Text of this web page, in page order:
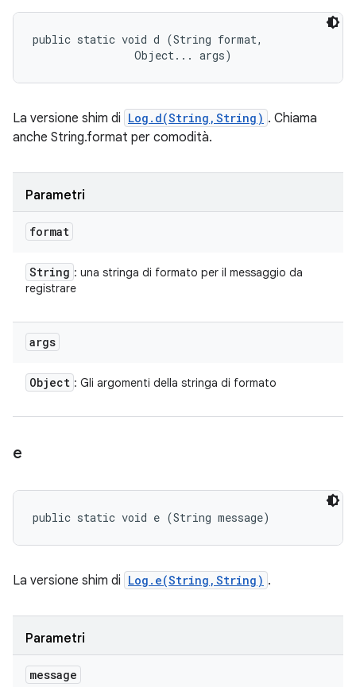
public static void d (String format,
                Object... args)
La versione shim di Log.d(String,String) . Chiama
anche String.format per comodità.
Parametri
format
String : una stringa di formato per il messaggio da
registrare
args
Object : Gli argomenti della stringa di formato
e
public static void e (String message)
La versione shim di Log.e(String,String) .
Parametri
message